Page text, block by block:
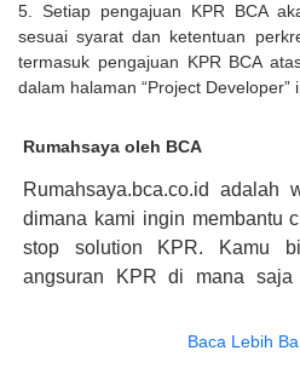
5. Setiap pengajuan KPR BCA
sesuai syarat dan ketentuan
termasuk pengajuan KPR BCA
dalam halaman “Project Developer”
Rumahsaya oleh BCA
Rumahsaya.bca.co.id
dimana kami ingin membantu
stop solution KPR. Kamu
angsuran KPR di mana saja
konsultasi mengenai KPR,
Baca Lebih